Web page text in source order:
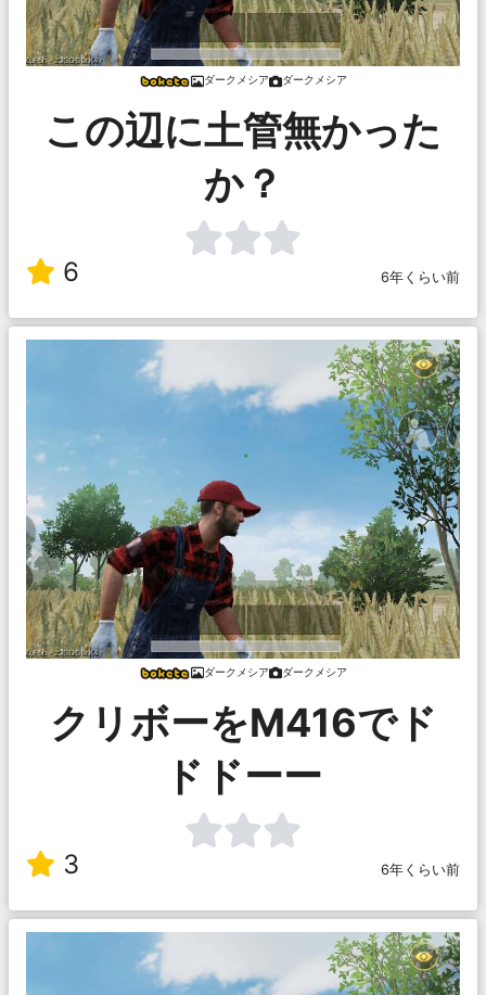
ダークメシア ダークメシア
この辺に土管無かった
か？
6 6年くらい前
ダークメシア ダークメシア
クリボーをM416でド
ドドーー
3 6年くらい前